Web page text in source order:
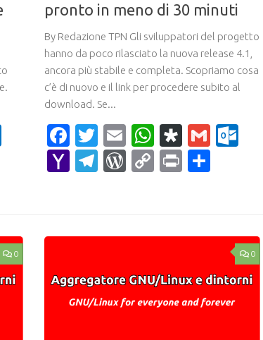
Outlook.com
pronto in meno di 30 minuti
By Redazione TPN Gli sviluppatori del progetto
hanno da poco rilasciato la nuova release 4.1,
ancora più stabile e completa. Scopriamo cosa
c’è di nuovo e il link per procedere subito al
download. Se...
Facebook
Twitter
EmailWhatsApp
Diaspora
Gmail
YahooTelegram
WordPress
CopyPrint
0 0